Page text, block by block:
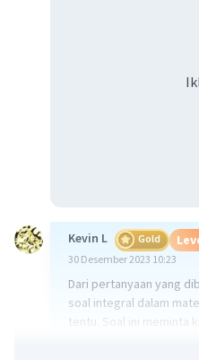
Kevin L Gold
30 Desember 2023 10:23
Dari pertanyaan yang
soal integral dalam
tentu. Soal ini meminta